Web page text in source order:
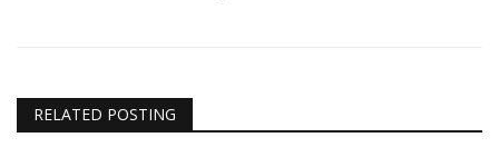
RELATED POSTING